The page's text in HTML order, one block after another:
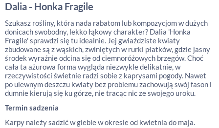
Dalia - Honka Fragile
Szukasz rośliny, która nada rabatom lub kompozycjom w dużych
donicach swobodny, lekko łąkowy charakter? Dalia 'Honka
Fragile' sprawdzi się tu idealnie. Jej gwiaździste kwiaty
zbudowane są z wąskich, zwiniętych w rurki płatków, gdzie jasny
środek wyraźnie odcina się od ciemnoróżowych brzegów. Choć
cała ta ażurowa forma wygląda niezwykle delikatnie, w
rzeczywistości świetnie radzi sobie z kaprysami pogody. Nawet
po ulewnym deszczu kwiaty bez problemu zachowują swój fason i
dumnie kierują się ku górze, nie tracąc nic ze swojego uroku.
Termin sadzenia
Karpy należy sadzić w glebie w okresie od kwietnia do maja.